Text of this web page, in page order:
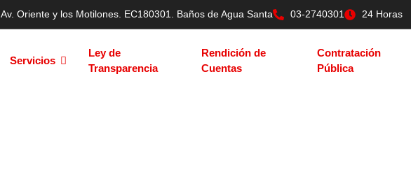
Av. Oriente y los Motilones. EC180301. Baños de Agua Santa 03-2740301 24 Horas
Servicios
Ley de
Transparencia
Rendición de
Cuentas
Contratación
Pública